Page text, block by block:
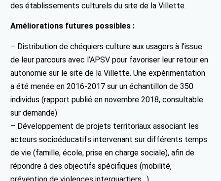
des établissements culturels du site de la Villette.
Améliorations futures possibles :
– Distribution de chéquiers culture aux usagers à l’issue
de leur parcours avec l’APSV pour favoriser leur retour en
autonomie sur le site de la Villette. Une expérimentation
a été menée en 2016-2017 sur un échantillon de 350
individus (rapport publié en novembre 2018, consultable
sur demande)
– Développement de projets territoriaux associant les
acteurs socioéducatifs intervenant sur différents temps
de vie (famille, école, prise en charge sociale), afin de
répondre à des objectifs spécifiques (mobilité,
prévention de violences interquartiers…)